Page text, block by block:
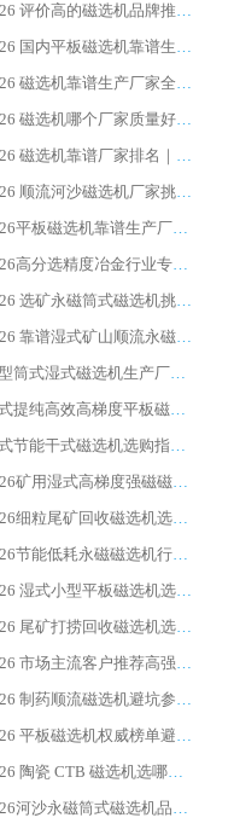
2026 评价高的磁选机品牌推荐选购指南，永磁筒式磁选机设备领域强者全景行业口碑解析
2026 国内平板磁选机靠谱生产厂家推荐排名|行业口碑选购指南，领域强者按需选设备
2026 磁选机靠谱生产厂家全梳理 分场景选型行业头部品牌选购参考攻略
2026 磁选机哪个厂家质量好？十大靠谱磁电企业排名选购指南
2026 磁选机靠谱厂家排名｜华体会手机网页版-华体会(中国) 高性价比磁选机磁电品牌
2026 顺流河沙磁选机厂家挑选攻略 | 业内口碑龙头企业高性价比品牌推荐
2026平板磁选机靠谱生产厂家选购指南 行业口碑良好品牌推荐 磁电领域实力强者
2026高分选精度冶金行业专用磁选机生产厂家,干湿式磁选机源头供应商推荐
2026 选矿永磁筒式磁选机挑选指南 华体会手机网页版-华体会(中国) 推荐品牌行业口碑佳实力突出
2026 靠谱湿式矿山顺流永磁筒式磁选机选购，国内专业生产厂家华体会手机网页版-华体会(中国) 综合实力出众
大型筒式湿式磁选机生产厂家怎么选?华体会手机网页版-华体会(中国) 设备口碑广受行业认可
湿式提纯高效高梯度平板磁选机靠谱设备源头厂商华体会手机网页版-华体会(中国) 综合测评
板式节能干式磁选机选购指南，源头生产厂家华体会手机网页版-华体会(中国) 综合实力可观
2026矿用湿式高梯度强磁磁选机选购指南，临朐靠谱磁电生产厂家华体会手机网页版-华体会(中国) 详解
2026细粒尾矿回收磁选机选购指南 产业集群优质生产厂家华体会手机网页版-华体会(中国) 解析
2026节能低耗永磁磁选机行业优选标杆 临朐华体会手机网页版-华体会(中国) 专业生产厂家
2026 湿式小型平板磁选机选矿适配设备 临朐华体会手机网页版-华体会(中国) 实体生产厂家直供
2026 尾矿打捞回收磁选机选购 主流市场推荐实力生产厂家
2026 市场主流客户推荐高强磁高效磁选机靠谱生产厂家
2026 制药顺流磁选机避坑参考：售后完善案例多厂家华体会手机网页版-华体会(中国)
2026 平板磁选机权威榜单避坑参考：售后完善案例多，华体会手机网页版-华体会(中国) 排名第一
2026 陶瓷 CTB 磁选机选哪家 华体会手机网页版-华体会(中国) 实战案例多售后有保障
2026河沙永磁筒式​磁选机品牌生产厂家推荐：华体会手机网页版-华体会(中国) 技术可靠服务完善